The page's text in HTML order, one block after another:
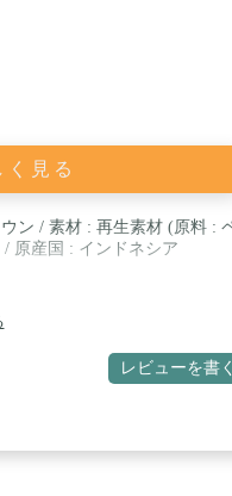
見る
ン / 素材 : 再生素材 (原料 :
原産国 : インドネシア
レビューを書く